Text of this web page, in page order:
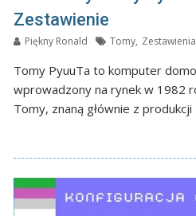
Zestawienie
Piękny Ronald Tomy,
Tomy PyuuTa to komputer
wprowadzony na rynek w 1982
Tomy, znaną głównie z produkcji